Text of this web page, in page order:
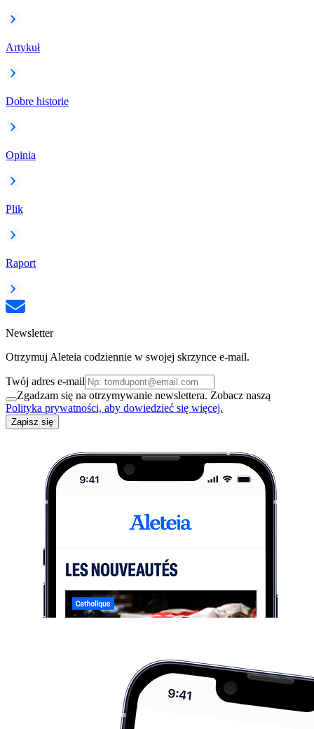
Artykuł
Dobre historie
Opinia
Plik
Raport
Newsletter
Otrzymuj Aleteia codziennie w swojej skrzynce e-mail.
Twój adres e-mail
Zgadzam się na otrzymywanie newslettera. Zobacz naszą
Polityka prywatności, aby dowiedzieć się więcej.
Zapisz się